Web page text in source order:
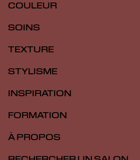
COULEUR
SOINS
TEXTURE
STYLISME
INSPIRATION
FORMATION
À PROPOS